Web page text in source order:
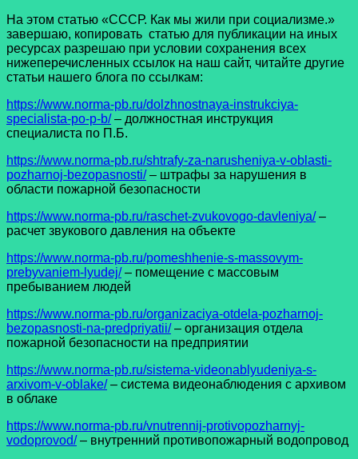
На этом статью «СССР. Как мы жили при социализме.»
завершаю, копировать статью для публикации на иных
ресурсах разрешаю при условии сохранения всех
нижеперечисленных ссылок на наш сайт, читайте другие
статьи нашего блога по ссылкам:
https://www.norma-pb.ru/dolzhnostnaya-instrukciya-
specialista-po-p-b/– должностная инструкция
специалиста по П.Б.
https://www.norma-pb.ru/shtrafy-za-narusheniya-v-oblasti-
pozharnoj-bezopasnosti/ – штрафы за нарушения в
области пожарной безопасности
https://www.norma-pb.ru/raschet-zvukovogo-davleniya/–
расчет звукового давления на объекте
https://www.norma-pb.ru/pomeshhenie-s-massovym-
prebyvaniem-lyudej/– помещение с массовым
пребыванием людей
https://www.norma-pb.ru/organizaciya-otdela-pozharnoj-
bezopasnosti-na-predpriyatii/– организация отдела
пожарной безопасности на предприятии
https://www.norma-pb.ru/sistema-videonablyudeniya-s-
arxivom-v-oblake/– система видеонаблюдения с архивом
в облаке
https://www.norma-pb.ru/vnutrennij-protivopozharnyj-
vodoprovod/– внутренний противопожарный водопровод